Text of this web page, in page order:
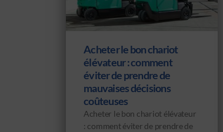
Acheter le bon chariot
élévateur : comment
éviter de prendre de
mauvaises décisions
coûteuses
Acheter le bon chariot élévateur
: comment éviter de prendre de